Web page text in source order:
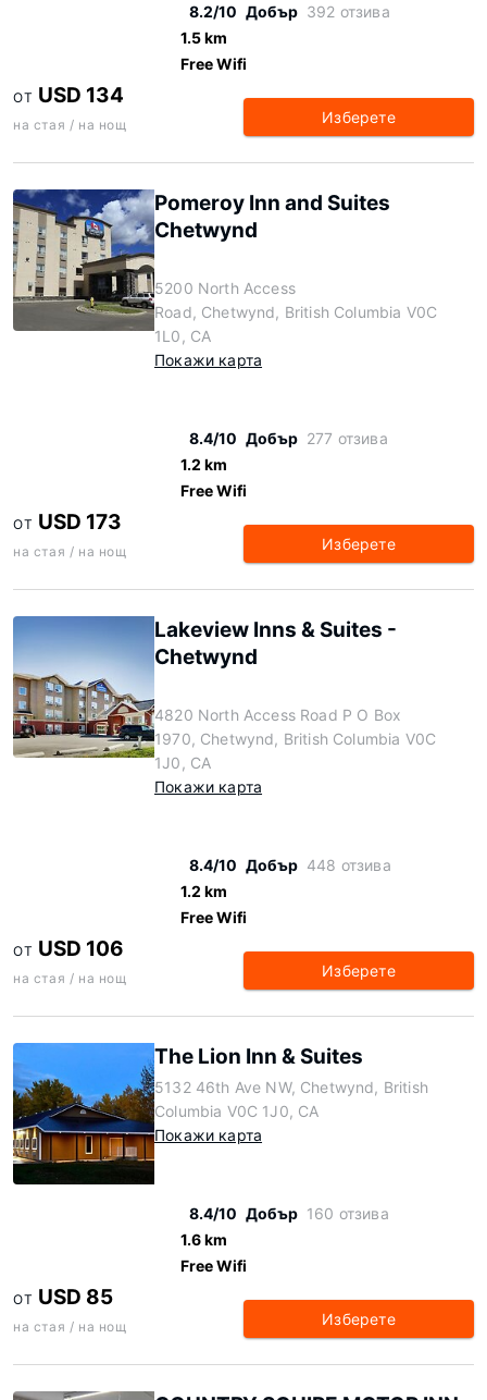
8.2/10 Добър 392 отзива
1.5 km
Free Wifi
ОТ USD 134
на стая / на нощ Изберете
Pomeroy Inn and Suites
Chetwynd
5200 North Access
Road, Chetwynd, British Columbia V0C
1L0, CA
Покажи карта
8.4/10 Добър 277 отзива
1.2 km
Free Wifi
ОТ USD 173
на стая / на нощ Изберете
Lakeview Inns & Suites -
Chetwynd
4820 North Access Road P O Box
1970, Chetwynd, British Columbia V0C
1J0, CA
Покажи карта
8.4/10 Добър 448 отзива
1.2 km
Free Wifi
ОТ USD 106
на стая / на нощ Изберете
The Lion Inn & Suites
5132 46th Ave NW, Chetwynd, British
Columbia V0C 1J0, CA
Покажи карта
8.4/10 Добър 160 отзива
1.6 km
Free Wifi
ОТ USD 85
на стая / на нощ Изберете